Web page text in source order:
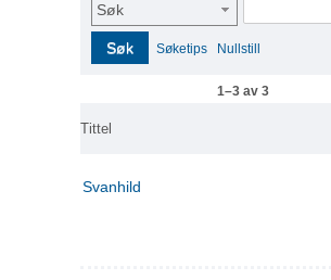
Søk
Søk Søketips Nullstill
1–3 av 3
Tittel
Svanhild